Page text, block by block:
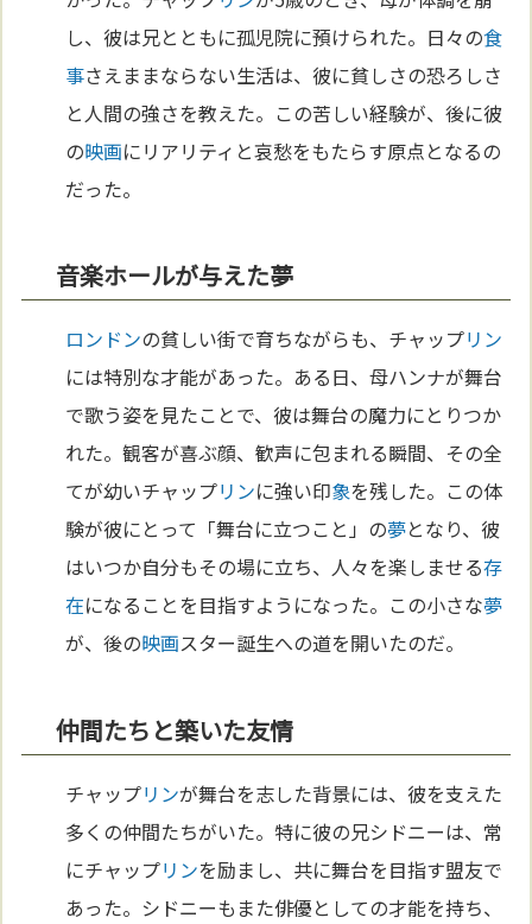
し、彼は兄とともに孤児院に預けられた。日々の食
事さえままならない生活は、彼に貧しさの恐ろしさ
と人間の強さを教えた。この苦しい経験が、後に彼
の映画にリアリティと哀愁をもたらす原点となるの
だった。
音楽ホールが与えた夢
ロンドンの貧しい街で育ちながらも、チャップリン
には特別な才能があった。ある日、母ハンナが舞台
で歌う姿を見たことで、彼は舞台の魔力にとりつか
れた。観客が喜ぶ顔、歓声に包まれる瞬間、その全
てが幼いチャップリンに強い印象を残した。この体
験が彼にとって「舞台に立つこと」の夢となり、彼
はいつか自分もその場に立ち、人々を楽しませる存
在になることを目指すようになった。この小さな夢
が、後の映画スター誕生への道を開いたのだ。
仲間たちと築いた友情
チャップリンが舞台を志した背景には、彼を支えた
多くの仲間たちがいた。特に彼の兄シドニーは、常
にチャップリンを励まし、共に舞台を目指す盟友で
あった。シドニーもまた俳優としての才能を持ち、